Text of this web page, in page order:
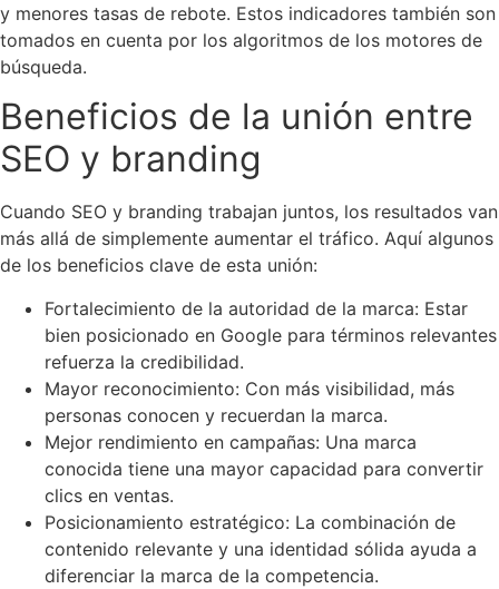
y menores tasas de rebote. Estos indicadores también son
tomados en cuenta por los algoritmos de los motores de
búsqueda.
Beneficios de la unión entre
SEO y branding
Cuando SEO y branding trabajan juntos, los resultados van
más allá de simplemente aumentar el tráfico. Aquí algunos
de los beneficios clave de esta unión:
Fortalecimiento de la autoridad de la marca: Estar
bien posicionado en Google para términos relevantes
refuerza la credibilidad.
Mayor reconocimiento: Con más visibilidad, más
personas conocen y recuerdan la marca.
Mejor rendimiento en campañas: Una marca
conocida tiene una mayor capacidad para convertir
clics en ventas.
Posicionamiento estratégico: La combinación de
contenido relevante y una identidad sólida ayuda a
diferenciar la marca de la competencia.